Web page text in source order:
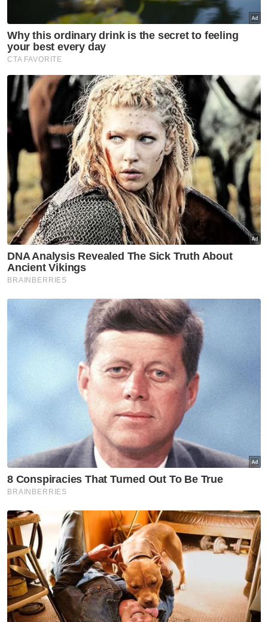
Muat turun aplikasi Sinar Harian.Klik di sini!
MALAYSIA
Pelawa
Perniagaan Maldives
Teroka Peluang
Sektor Halal
Artikel Disyorkan
BISNES
Unit tidak langsung MRCB jual
tanah 14.83 hektar di
Cyberjaya pada RM419.05 juta
BISNES
Rizab antarabangsa BNM
meningkat kepada AS$132.1
bilion
BISNES
Sembilan jenama tempatan
BISNES
Pelaburan institusi berbeza
dengan Individu